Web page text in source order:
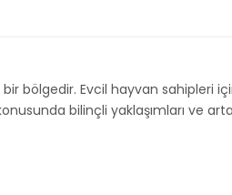
bölgedir. Evcil hayvan sahipleri
bilinçli yaklaşımları ve